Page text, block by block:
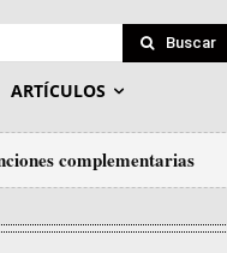
Buscar
ARTÍCULOS
complementarias